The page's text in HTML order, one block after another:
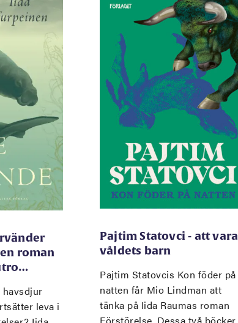
roman
havsdjur
leva i
Pajtim Statovci - att vara
våldets barn
Pajtim Statovcis Kon föder på
natten får Mio Lindman att
tänka på Iida Raumas roman